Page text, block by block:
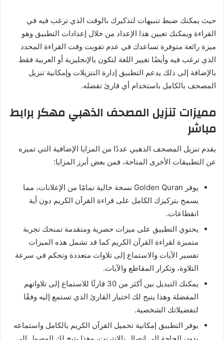
حيث يمكنك ضبط تنبيهات لتذكيرك بالوقت الذي ترغب فيه في
القراءة ويمكنك تعيين هذا الإعداد من خلال إعدادات التطبيق وهو
ميزة رائعة متوفرة تساعدك في عدم تفويت وقت القراءة المحدد
الذي ترغب فيه وأيضًا تغيير اللغة لتكون بالإنجليزية أو العربية فقط
بالإضافة إلى ذلك يدعم التطبيق إدارة التنزيلات وإمكانية تنزيل
المصحف بالكامل باستخدام أي قارئ تفضله.
مميزات تنزيل المصحف الذهبي مهكر برابط
مباشر
يقدم تنزيل المصحف الذهبي عددًا من المزايا الإضافية التي تميزه
عن التطبيقات الأخرى المتاحة، فمن بعض أبرز المزايا:
يوفر Golden Quran نسخة خالية تمامًا من الإعلانات، مما
يسمح بتركيزك الكامل على قراءة القرآن الكريم دون أية
انقطاعات.
يحتوي التطبيق على ميزات حصرية ومتقدمة تمنحك تجربة
متميزة لقراءة القرآن الكريم كما قد تشمل هذه الميزات
تفسير الآيات والاستماع إلى تلاوات متعددة وتحكم في سرعة
التلاوة، وتكرار المقاطع والآيات.
يمكنك التبديل بين أكثر من 30 قارئًا للاستماع إلى تلاواتهم
المفضلة وهذا يتيح لك اختيار القارئ الذي تستمع إليه وفقًا
لتفضيلاتك الشخصية.
يوفر التطبيق إمكانية تحميل القرآن الكريم بالكامل واستماعه